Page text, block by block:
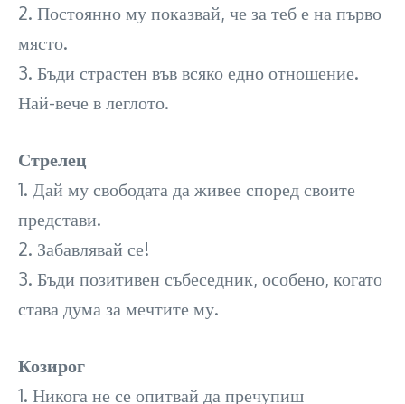
2. Постоянно му показвай, че за теб е на първо
място.
3. Бъди страстен във всяко едно отношение.
Най-вече в леглото.
Стрелец
1. Дай му свободата да живее според своите
представи.
2. Забавлявай се!
3. Бъди позитивен събеседник, особено, когато
става дума за мечтите му.
Козирог
1. Никога не се опитвай да пречупиш